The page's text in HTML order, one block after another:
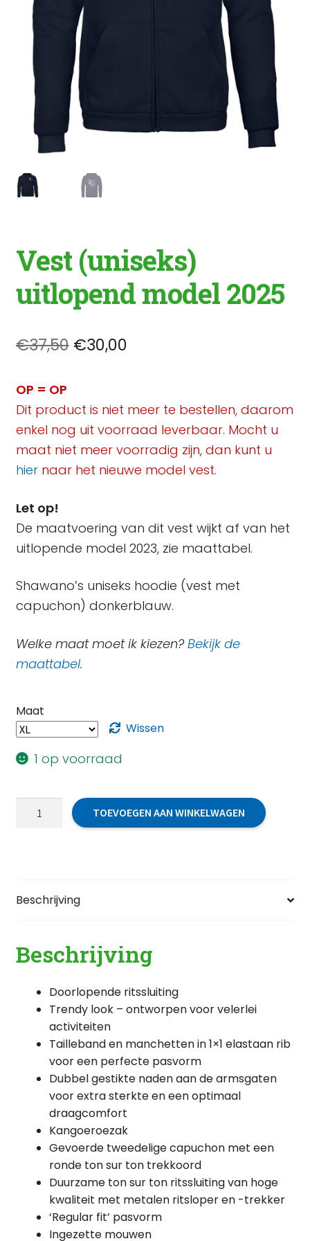
Vest (uniseks)
uitlopend model 2025
€37,50 Oorspronkelijke
€37,50.
€30,00
€30,00.
OP = OP
Dit product is niet meer te bestellen, daarom
enkel nog uit voorraad leverbaar. Mocht u
maat niet meer voorradig zijn, dan kunt u
hiernaar het nieuwe model vest.
Let op!
De maatvoering van dit vest wijkt af van het
uitlopende model 2023, zie maattabel.
Shawano’s uniseks hoodie (vest met
capuchon) donkerblauw.
Welke maat moet ik kiezen?Bekijk de
maattabel.
Maat
Wissen
1 op voorraad
Vest
aantal
TOEVOEGEN AAN WINKELWAGEN
Beschrijving
Beschrijving
Doorlopende ritssluiting
Trendy look – ontworpen voor velerlei
activiteiten
Tailleband en manchetten in 1×1 elastaan rib
voor een perfecte pasvorm
Dubbel gestikte naden aan de armsgaten
voor extra sterkte en een optimaal
draagcomfort
Kangoeroezak
Gevoerde tweedelige capuchon met een
ronde ton sur ton trekkoord
Duurzame ton sur ton ritssluiting van hoge
kwaliteit met metalen ritsloper en -trekker
‘Regular fit’ pasvorm
Ingezette mouwen